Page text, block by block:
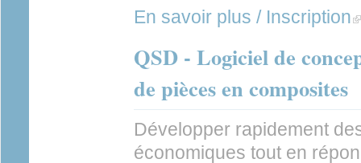
En savoir plus / Inscription
QSD - Logiciel de
de pièces en composites
Développer rapidement
économiques tout en